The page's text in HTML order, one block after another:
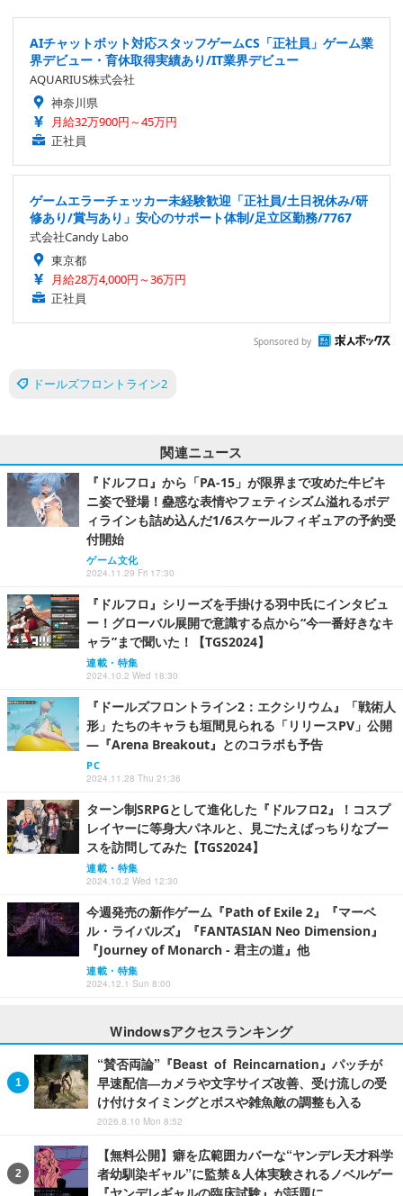
AIチャットボット対応スタッフゲームCS「正社員」ゲーム業
界デビュー・育休取得実績あり/IT業界デビュー
AQUARIUS株式会社
神奈川県
月給32万900円～45万円
正社員
ゲームエラーチェッカー未経験歓迎「正社員/土日祝休み/研
修あり/賞与あり」安心のサポート体制/足立区勤務/7767
式会社Candy Labo
東京都
月給28万4,000円～36万円
正社員
Sponsored by
ドールズフロントライン2
関連ニュース
『ドルフロ』から「PA-15」が限界まで攻めた牛ビキ
ニ姿で登場！蠱惑な表情やフェティシズム溢れるボデ
ィラインも詰め込んだ1/6スケールフィギュアの予約受
付開始
ゲーム文化
2024.11.29 Fri 17:30
『ドルフロ』シリーズを手掛ける羽中氏にインタビュ
ー！グローバル展開で意識する点から“今一番好きなキ
ャラ”まで聞いた！【TGS2024】
連載・特集
2024.10.2 Wed 18:30
『ドールズフロントライン2：エクシリウム』「戦術人
形」たちのキャラも垣間見られる「リリースPV」公開
―『Arena Breakout』とのコラボも予告
PC
2024.11.28 Thu 21:36
ターン制SRPGとして進化した『ドルフロ2』！コスプ
レイヤーに等身大パネルと、見ごたえばっちりなブー
スを訪問してみた【TGS2024】
連載・特集
2024.10.2 Wed 12:30
今週発売の新作ゲーム『Path of Exile 2』『マーベ
ル・ライバルズ』『FANTASIAN Neo Dimension』
『Journey of Monarch - 君主の道』他
連載・特集
2024.12.1 Sun 8:00
Windowsアクセスランキング
“賛否両論”『Beast of Reincarnation』パッチが
早速配信―カメラや文字サイズ改善、受け流しの受
け付けタイミングとボスや雑魚敵の調整も入る
2026.8.10 Mon 8:52
【無料公開】癖を広範囲カバーな“ヤンデレ天才科学
者幼馴染ギャル”に監禁＆人体実験されるノベルゲー
『ヤンデレギャルの臨床試験』が話題に